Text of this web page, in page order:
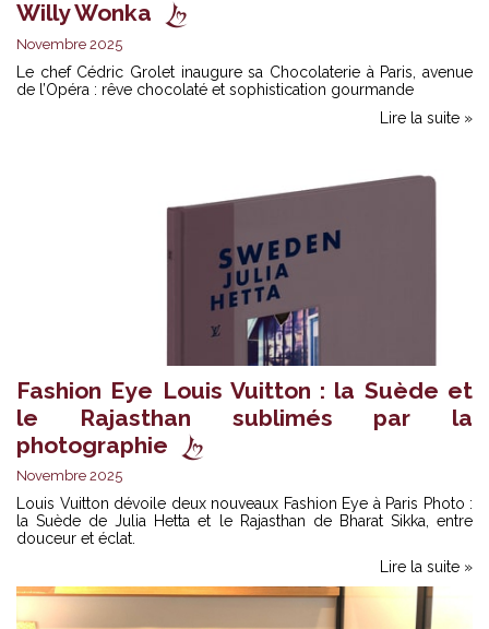
Willy Wonka
Novembre 2025
Le chef Cédric Grolet inaugure sa Chocolaterie à Paris, avenue
de l’Opéra : rêve chocolaté et sophistication gourmande
Lire la suite »
Fashion Eye Louis Vuitton : la Suède et
le Rajasthan sublimés par la
photographie
Novembre 2025
Louis Vuitton dévoile deux nouveaux Fashion Eye à Paris Photo :
la Suède de Julia Hetta et le Rajasthan de Bharat Sikka, entre
douceur et éclat.
Lire la suite »